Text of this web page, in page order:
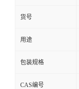
货号
用途
包装规格
CAS编号